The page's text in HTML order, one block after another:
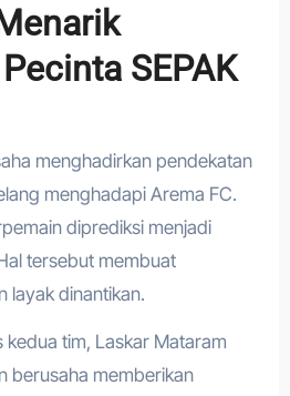
SEPAK
menghadirkan pendekatan
menghadapi Arema FC.
diprediksi menjadi
tersebut membuat
layak dinantikan.
kedua tim, Laskar Mataram
berusaha memberikan